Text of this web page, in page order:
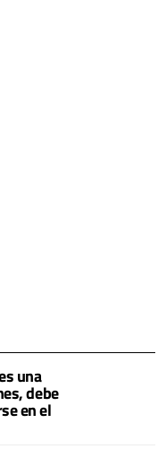
una
debe
en el